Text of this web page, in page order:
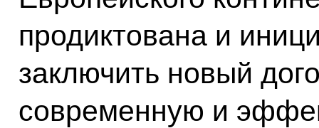
продиктована и
заключить новый
современную и